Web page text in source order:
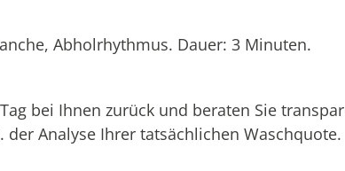
Abholrhythmus. Dauer: 3 Minuten.
bei Ihnen zurück und beraten Sie
Analyse Ihrer tatsächlichen Waschquote.